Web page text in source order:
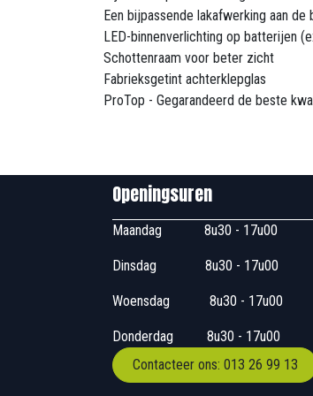
Een bijpassende lakafwerking aan de
LED-binnenverlichting op batterijen
Schottenraam voor beter zicht
Fabrieksgetint achterklepglas
ProTop - Gegarandeerd de beste
Maandag ​8u30
Dinsdag ​8u30 -
Woensdag 8u30
Donderdag
​​8u30
Contacteer ons: 013 26 99 13